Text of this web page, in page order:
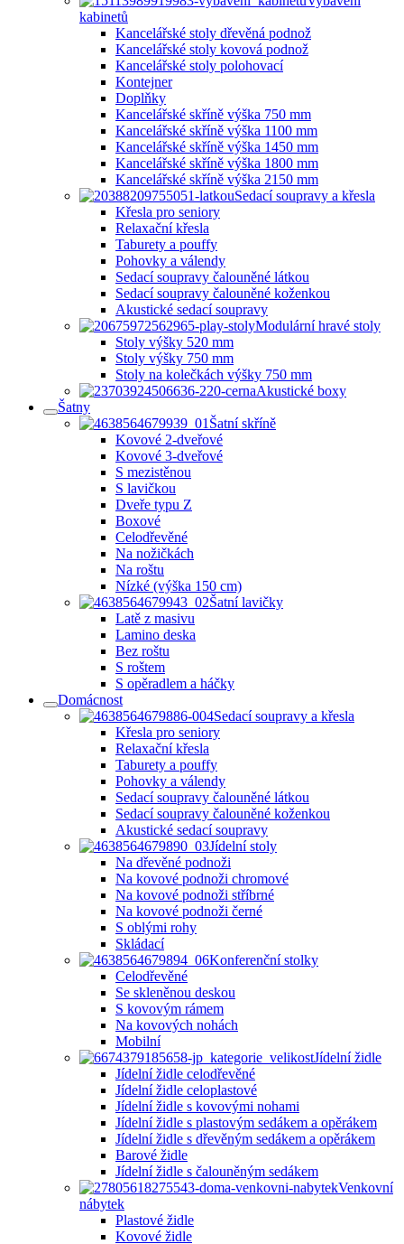
kabinetů
Kancelářské stoly dřevěná podnož
Kancelářské stoly kovová podnož
Kancelářské stoly polohovací
Kontejner
Doplňky
Kancelářské skříně výška 750 mm
Kancelářské skříně výška 1100 mm
Kancelářské skříně výška 1450 mm
Kancelářské skříně výška 1800 mm
Kancelářské skříně výška 2150 mm
Sedací soupravy a křesla
Křesla pro seniory
Relaxační křesla
Taburety a pouffy
Pohovky a válendy
Sedací soupravy čalouněné látkou
Sedací soupravy čalouněné koženkou
Akustické sedací soupravy
Modulární hravé stoly
Stoly výšky 520 mm
Stoly výšky 750 mm
Stoly na kolečkách výšky 750 mm
Akustické boxy
Šatny
Šatní skříně
Kovové 2-dveřové
Kovové 3-dveřové
S mezistěnou
S lavičkou
Dveře typu Z
Boxové
Celodřevěné
Na nožičkách
Na roštu
Nízké (výška 150 cm)
Šatní lavičky
Latě z masivu
Lamino deska
Bez roštu
S roštem
S opěradlem a háčky
Domácnost
Sedací soupravy a křesla
Křesla pro seniory
Relaxační křesla
Taburety a pouffy
Pohovky a válendy
Sedací soupravy čalouněné látkou
Sedací soupravy čalouněné koženkou
Akustické sedací soupravy
Jídelní stoly
Na dřevěné podnoži
Na kovové podnoži chromové
Na kovové podnoži stříbrné
Na kovové podnoži černé
S oblými rohy
Skládací
Konferenční stolky
Celodřevěné
Se skleněnou deskou
S kovovým rámem
Na kovových nohách
Mobilní
Jídelní židle
Jídelní židle celodřevěné
Jídelní židle celoplastové
Jídelní židle s kovovými nohami
Jídelní židle s plastovým sedákem a opěrákem
Jídelní židle s dřevěným sedákem a opěrákem
Barové židle
Jídelní židle s čalouněným sedákem
Venkovní
nábytek
Plastové židle
Kovové židle